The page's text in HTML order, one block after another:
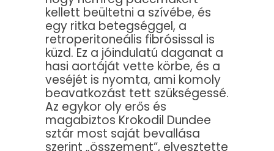
kellett beültetni a szívébe, és
egy ritka betegséggel, a
retroperitoneális fibrósissal is
küzd. Ez a jóindulatú daganat a
hasi aortáját vette körbe, és a
veséjét is nyomta, ami komoly
beavatkozást tett szükségessé.
Az egykor oly erős és
magabiztos Krokodil Dundee
sztár most saját bevallása
szerint „összement”, elvesztette